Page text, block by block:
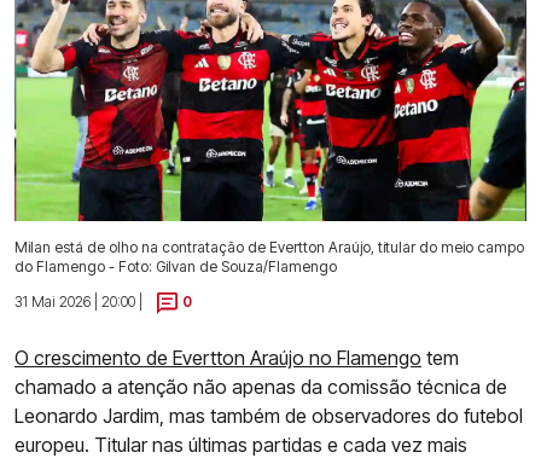
Milan está de olho na contratação de Evertton Araújo, titular do meio campo
do Flamengo - Foto: Gilvan de Souza/Flamengo
31 Mai 2026 | 20:00 |
0
O crescimento de Evertton Araújo no Flamengo tem
chamado a atenção não apenas da comissão técnica de
Leonardo Jardim, mas também de observadores do futebol
europeu. Titular nas últimas partidas e cada vez mais